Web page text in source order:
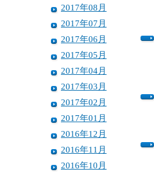
2017年08月
2017年07月
2017年06月
2017年05月
2017年04月
2017年03月
2017年02月
2017年01月
2016年12月
2016年11月
2016年10月